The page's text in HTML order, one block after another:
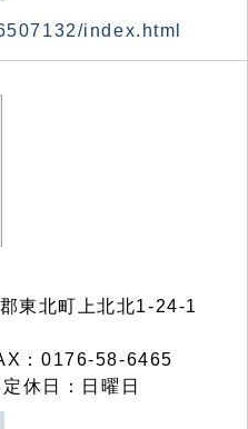
index.html
東北町上北北1-24-1
：0176-58-6465
休日：日曜日